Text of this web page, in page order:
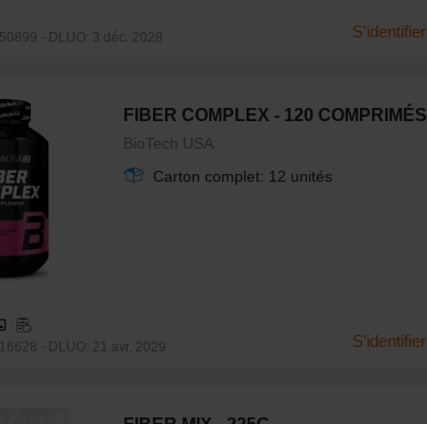
- DLUO: 3 déc. 2028 S'identifier
FIBER COMPLEX - 120 COMPRIMÉS
BioTech USA
Carton complet: 12 unités
- DLUO: 21 avr. 2029 S'identifier